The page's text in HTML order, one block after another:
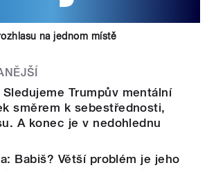
na jednom místě
Trumpův mentální
směrem k sebestřednosti,
A konec je v nedohlednu
Babiš? Větší problém je jeho